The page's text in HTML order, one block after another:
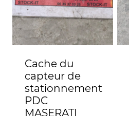
Cache du
capteur de
stationnement
PDC
MASERATI